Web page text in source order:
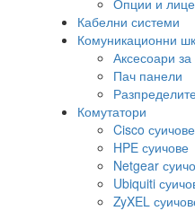
Опции и
Кабелни системи
Комуникационни
Аксесоари
Пач панели
Комутатори
Cisco суичове
HPE суичове
Netgear
Ubiquiti
ZyXEL